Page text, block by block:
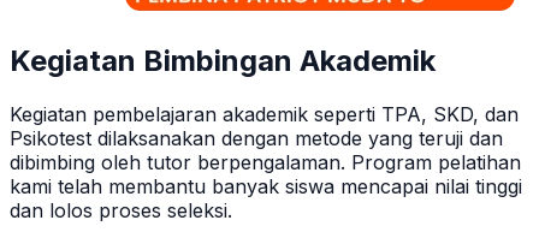
Kegiatan Bimbingan Akademik
Kegiatan pembelajaran akademik seperti TPA, SKD, dan
Psikotest dilaksanakan dengan metode yang teruji dan
dibimbing oleh tutor berpengalaman. Program pelatihan
kami telah membantu banyak siswa mencapai nilai tinggi
dan lolos proses seleksi.